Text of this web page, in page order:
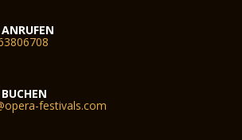
festivals.com